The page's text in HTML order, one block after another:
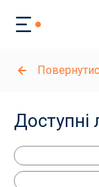
Доступні